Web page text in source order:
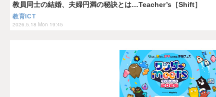
教員同士の結婚、夫婦円満の秘訣とは…Teacher’s［Shift］
教育ICT
2026.5.18 Mon 19:45